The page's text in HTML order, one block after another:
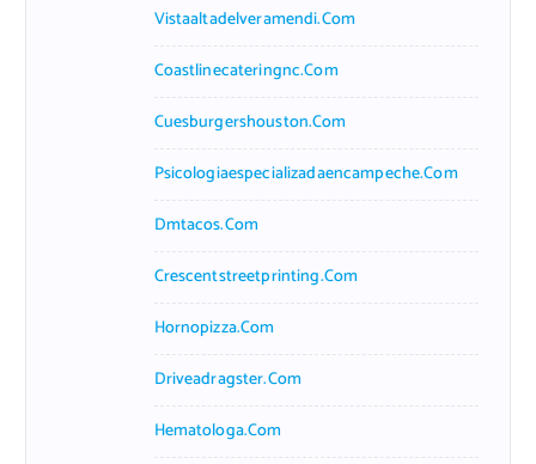
Vistaaltadelveramendi.com
Coastlinecateringnc.com
Cuesburgershouston.com
Psicologiaespecializadaencampeche.com
Dmtacos.com
Crescentstreetprinting.com
Hornopizza.com
Driveadragster.com
Hematologa.com